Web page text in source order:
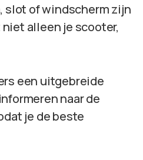
slot of windscherm zijn
alleen je scooter,
een uitgebreide
naar de
je de beste